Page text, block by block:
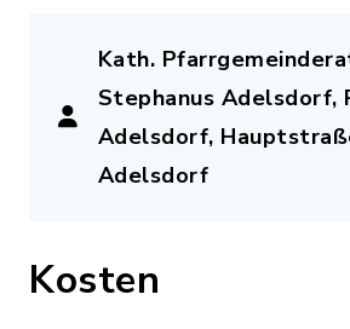
Kath.
Stephanus Adelsdorf,
Adelsdorf,
Adelsdorf
Kosten